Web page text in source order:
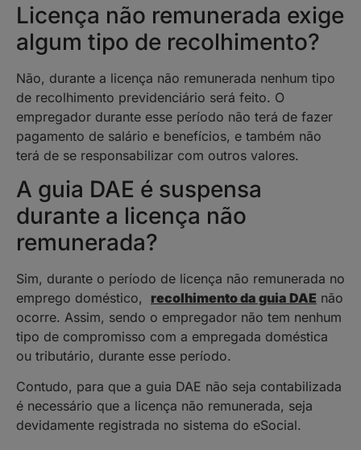
Licença não remunerada exige
algum tipo de recolhimento?
Não, durante a licença não remunerada nenhum tipo
de recolhimento previdenciário será feito. O
empregador durante esse período não terá de fazer
pagamento de salário e benefícios, e também não
terá de se responsabilizar com outros valores.
A guia DAE é suspensa
durante a licença não
remunerada?
Sim, durante o período de licença não remunerada no
emprego doméstico, recolhimento da guia DAE não
ocorre. Assim, sendo o empregador não tem nenhum
tipo de compromisso com a empregada doméstica
ou tributário, durante esse período.
Contudo, para que a guia DAE não seja contabilizada
é necessário que a licença não remunerada, seja
devidamente registrada no sistema do eSocial.